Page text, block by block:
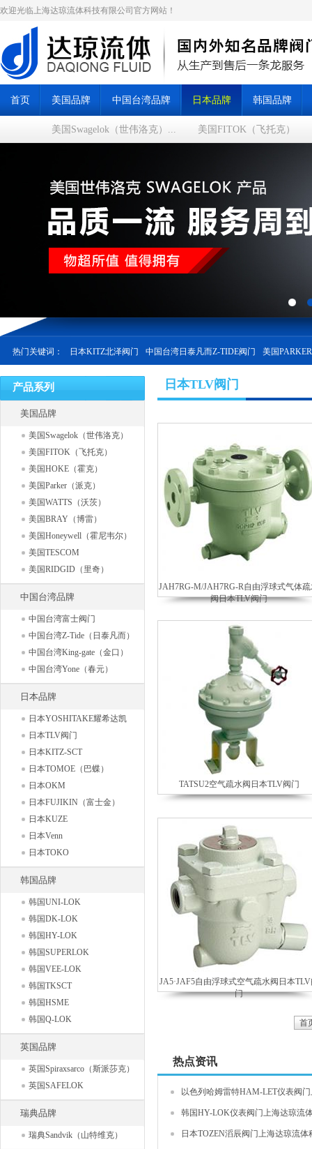
欢迎光临上海达琼流体科技有限公司官方网站！
首页 美国品牌
美国Swagelok（世伟洛克）... 美国FITOK（飞托克）
中国台湾品牌 日本品牌 韩国品牌
热门关键词： 日本KITZ北泽阀门 中国台湾日泰凡而Z-TIDE阀门 美国
产品系列
美国品牌
美国Swagelok（世伟洛克）
美国FITOK（飞托克）
美国HOKE（霍克）
美国Parker（派克）
美国WATTS（沃茨）
美国BRAY（博雷）
美国Honeywell（霍尼韦尔）
美国TESCOM
美国RIDGID（里奇）
中国台湾品牌
中国台湾富士阀门
中国台湾Z-Tide（日泰凡而）
中国台湾King-gate（金口）
中国台湾Yone（春元）
日本品牌
日本YOSHITAKE耀希达凯
日本TLV阀门
日本KITZ-SCT
日本TOMOE（巴蝶）
日本OKM
日本FUJIKIN（富士金）
日本KUZE
日本Venn
日本TOKO
韩国品牌
韩国UNI-LOK
韩国DK-LOK
韩国HY-LOK
韩国SUPERLOK
韩国VEE-LOK
韩国TKSCT
韩国HSME
韩国Q-LOK
英国品牌
英国Spiraxsarco（斯派莎克）
英国SAFELOK
瑞典品牌
瑞典Sandvik（山特维克）
日本TLV阀门
JAH7RG-M/JAH7RG-R自由浮球式气体
阀日本TLV阀门
TATSU2空气疏水阀日本TLV阀门
JA5·JAF5自由浮球式空气疏水阀日本TLV
门
首
热点资讯
以色列哈姆雷特HAM-LET仪表阀
韩国HY-LOK仪表阀门上海达琼流
日本TOZEN滔辰阀门上海达琼流体